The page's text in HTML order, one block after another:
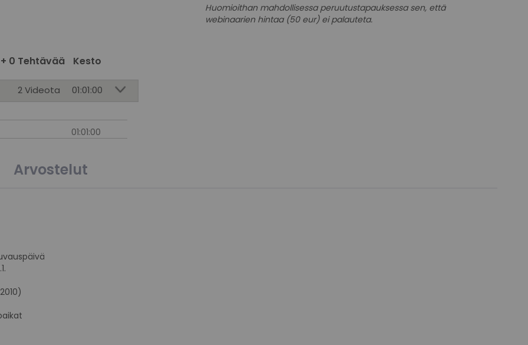
Huomioithan mahdollisessa peruutustapauksessa sen, että
webinaarien hintaa (50 eur) ei palauteta.
+ 0 Tehtävää Kesto
01:01:00
2 Videota
01:01:00
Arvostelut